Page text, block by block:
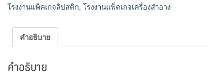
โรงงานแพ็คเกจลิปสติก, โรงงานแพ็คเกจเครื่องสำอาง
คำอธิบาย
คำอธิบาย